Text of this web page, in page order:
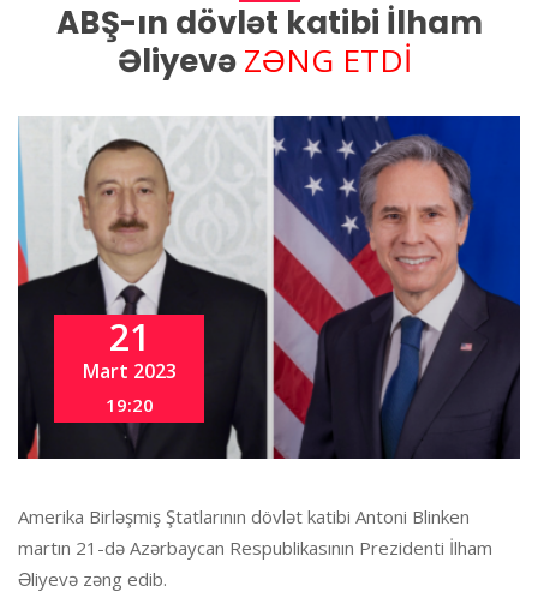
ABŞ-ın dövlət katibi İlham
ƏliyevəZƏNG ETDİ
21
Mart 2023
19:20
Amerika Birləşmiş Ştatlarının dövlət katibi Antoni Blinken
martın 21-də Azərbaycan Respublikasının Prezidenti İlham
Əliyevə zəng edib.